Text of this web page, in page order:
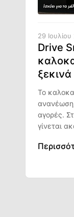
29
Drive
Το
αγορές.
γίνεται